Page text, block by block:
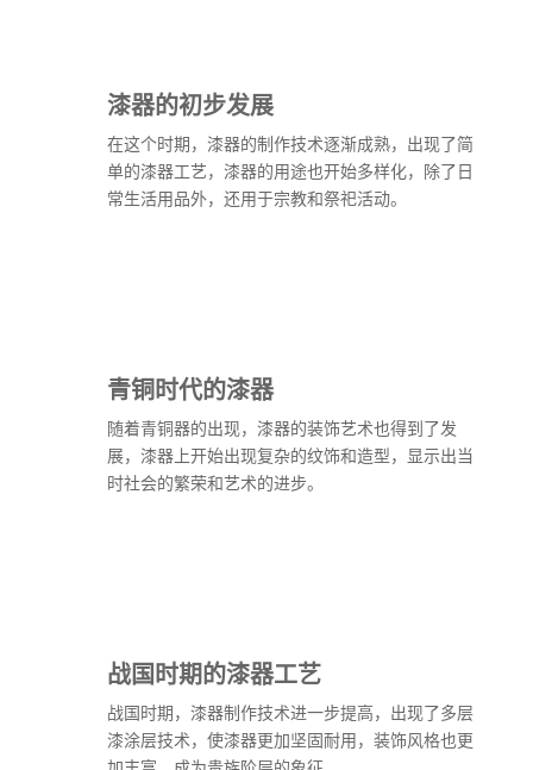
漆器的初步发展
在这个时期，漆器的制作技术逐渐成熟，出现了简
单的漆器工艺，漆器的用途也开始多样化，除了日
常生活用品外，还用于宗教和祭祀活动。
青铜时代的漆器
随着青铜器的出现，漆器的装饰艺术也得到了发
展，漆器上开始出现复杂的纹饰和造型，显示出当
时社会的繁荣和艺术的进步。
战国时期的漆器工艺
战国时期，漆器制作技术进一步提高，出现了多层
漆涂层技术，使漆器更加坚固耐用，装饰风格也更